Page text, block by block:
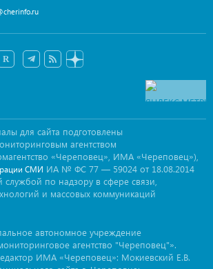
для сайта подготовлены
агентством
«Череповец», ИМА «Череповец»),
СМИ ИА № ФС 77 — 59024 от 18.08.2014
по надзору в сфере связи,
и массовых коммуникаций
автономное учреждение
агентство "Череповец"».
ИМА «Череповец»: Мокиевский Е.В.